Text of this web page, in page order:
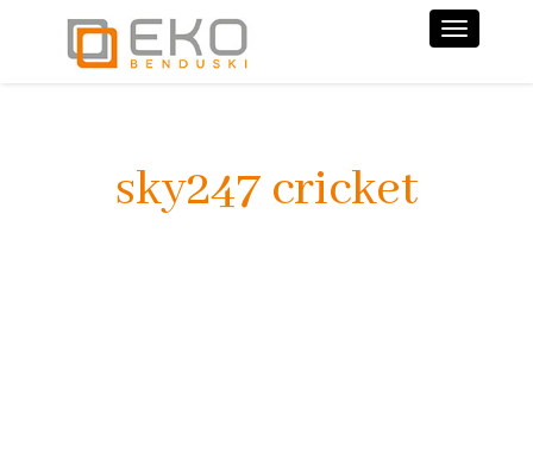
sky247 cricket